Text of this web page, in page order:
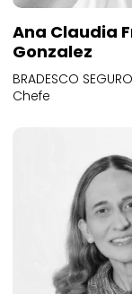
Ana Claudia
Gonzalez
BRADESCO
Chefe